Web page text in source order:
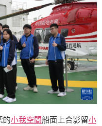
的小我空間船面上合影留小